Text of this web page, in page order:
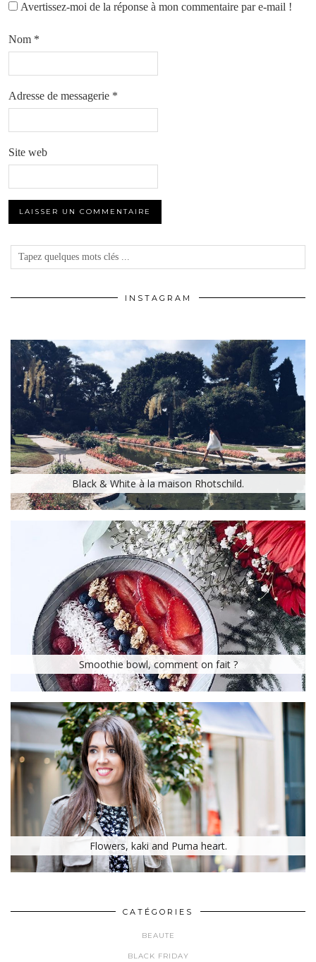
Avertissez-moi de la réponse à mon commentaire par e-mail !
Nom *
Adresse de messagerie *
Site web
INSTAGRAM
Black & White à la maison Rhotschild.
Smoothie bowl, comment on fait ?
Flowers, kaki and Puma heart.
CATÉGORIES
BEAUTE
BLACK FRIDAY